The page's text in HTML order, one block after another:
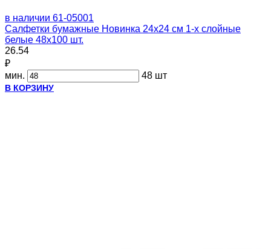
в наличии 61-05001
Салфетки бумажные Новинка 24х24 см 1-х слойные
белые 48х100 шт.
26.54
₽
мин.
48 шт
В КОРЗИНУ